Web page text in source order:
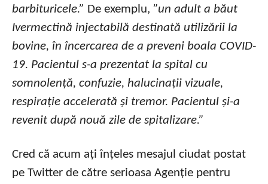
barbituricele.” De exemplu, ”un adult a băut
Ivermectină injectabilă destinată utilizării la
bovine, în încercarea de a preveni boala COVID-
19. Pacientul s-a prezentat la spital cu
somnolență, confuzie, halucinații vizuale,
respirație accelerată și tremor. Pacientul și-a
revenit după nouă zile de spitalizare.”
Cred că acum ați înțeles mesajul ciudat postat
pe Twitter de către serioasa Agenție pentru